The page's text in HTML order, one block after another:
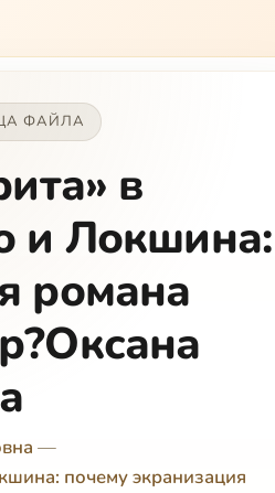
ФАЙЛА
в
и Локшина:
романа
—
почему экранизация